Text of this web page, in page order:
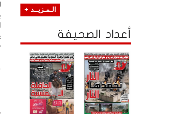
الـمـزيــد +
أعداد الصحيفة